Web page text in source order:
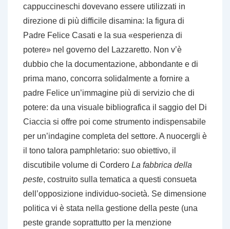
cappuccineschi dovevano essere utilizzati in
direzione di più difficile disamina: la figura di
Padre Felice Casati e la sua «esperienza di
potere» nel governo del Lazzaretto. Non v’è
dubbio che la documentazione, abbondante e di
prima mano, concorra solidalmente a fornire a
padre Felice un’immagine più di servizio che di
potere: da una visuale bibliografica il saggio del Di
Ciaccia si offre poi come strumento indispensabile
per un’indagine completa del settore. A nuocergli è
il tono talora pamphletario: suo obiettivo, il
discutibile volume di Cordero La fabbrica della
peste, costruito sulla tematica a questi consueta
dell’opposizione individuo-società. Se dimensione
politica vi è stata nella gestione della peste (una
peste grande soprattutto per la menzione